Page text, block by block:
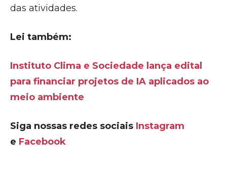
das atividades.
Lei também:
Instituto Clima e Sociedade lança edital
para financiar projetos de IA aplicados ao
meio ambiente
Siga nossas redes sociais Instagram
e Facebook